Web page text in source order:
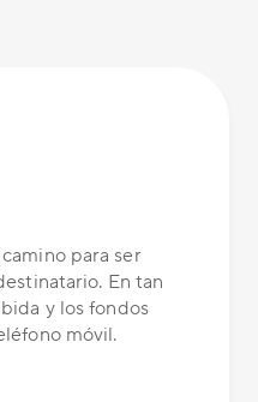
para ser
En tan
y los fondos
móvil.